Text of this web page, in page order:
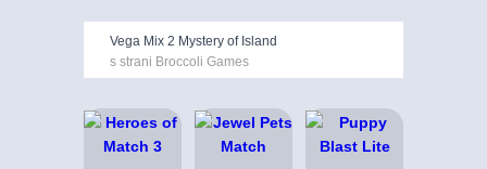
Vega Mix 2 Mystery of Island
s strani Broccoli Games